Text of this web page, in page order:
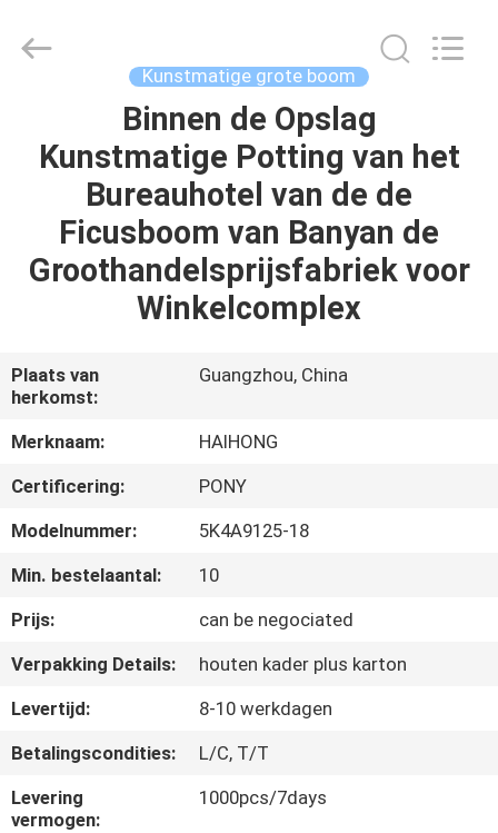
PRODUCTEN
VIDEO'S
ONS
FABRIEKSTOCHT
NEEM
CONTACT
MET
ONS
NIEUWS
Factory.
Kunstmatige grote boom
Binnen de Opslag
Kunstmatige Potting van het
Bureauhotel van de de
Ficusboom van Banyan de
Groothandelsprijsfabriek voor
Winkelcomplex
Plaats van
herkomst:
Guangzhou, China
Merknaam:
HAIHONG
Certificering:
PONY
Modelnummer:
5K4A9125-18
Min. bestelaantal:
10
Prijs:
can be negociated
Verpakking Details:
houten kader plus karton
Levertijd:
8-10 werkdagen
Betalingscondities:
L/C, T/T
Levering
vermogen:
1000pcs/7days